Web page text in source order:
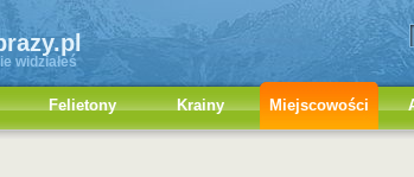
widziałeś
Felietony Krainy Miejscowości